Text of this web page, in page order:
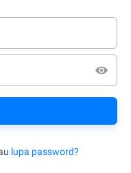
lupa password?